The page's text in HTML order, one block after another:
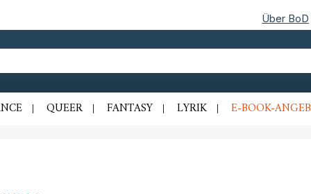
Über BoD
QUEER FANTASY LYRIK E-BOOK-